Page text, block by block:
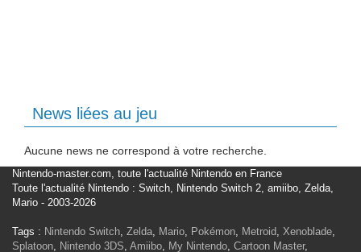
News liées au jeu
Aucune news ne correspond à votre recherche.
Nintendo-master.com, toute l'actualité Nintendo en France
Toute l'actualité Nintendo : Switch, Nintendo Switch 2, amiibo, Zelda,
Mario - 2003-2026
Tags : Nintendo Switch, Zelda, Mario, Pokémon, Metroid, Xenoblade,
Splatoon, Nintendo 3DS, Amiibo, My Nintendo, Cartoon Master,